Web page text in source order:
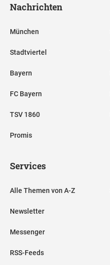
Nachrichten
München
Stadtviertel
Bayern
FC Bayern
TSV 1860
Promis
Services
Alle Themen von A-Z
Newsletter
Messenger
RSS-Feeds